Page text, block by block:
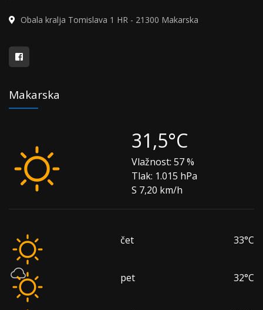
Obala kralja Tomislava 1 HR - 21300 Makarska
Makarska
31,5°C
Vlažnost: 57 %
Tlak: 1.015 hPa
S 7,20 km/h
čet 33°C
pet 32°C